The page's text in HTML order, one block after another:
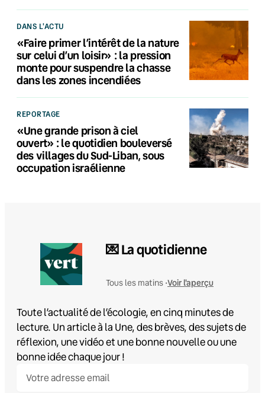
DANS L'ACTU
«Faire primer l’intérêt de la nature
sur celui d’un loisir» : la pression
monte pour suspendre la chasse
dans les zones incendiées
REPORTAGE
«Une grande prison à ciel
ouvert» : le quotidien bouleversé
des villages du Sud-Liban, sous
occupation israélienne
💌 La quotidienne
Tous les matins •Voir l'aperçu
Toute l’actualité de l’écologie, en cinq minutes de
lecture. Un article à la Une, des brèves, des sujets de
réflexion, une vidéo et une bonne nouvelle ou une
bonne idée chaque jour !